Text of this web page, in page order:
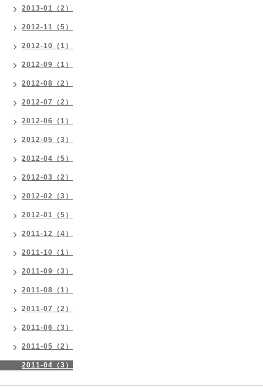
2013-01（2）
2012-11（5）
2012-10（1）
2012-09（1）
2012-08（2）
2012-07（2）
2012-06（1）
2012-05（3）
2012-04（5）
2012-03（2）
2012-02（3）
2012-01（5）
2011-12（4）
2011-10（1）
2011-09（3）
2011-08（1）
2011-07（2）
2011-06（3）
2011-05（2）
2011-04（3）